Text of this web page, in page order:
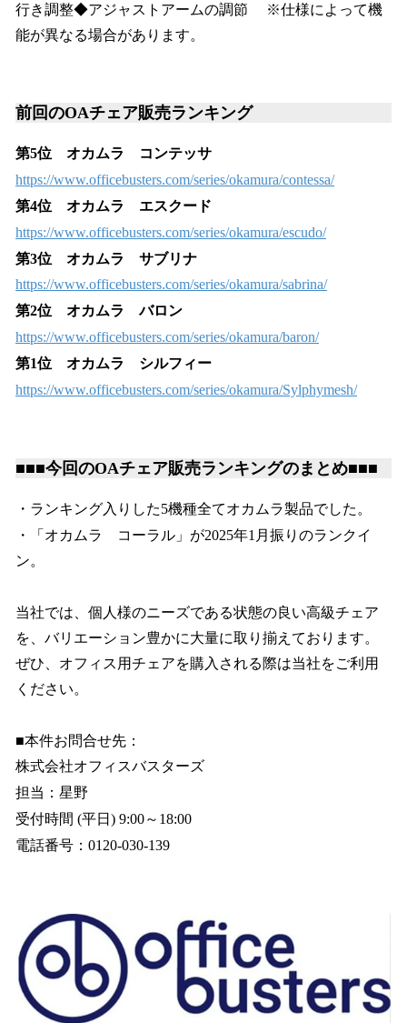
行き調整◆アジャストアームの調節 ※仕様によって機
能が異なる場合があります。
前回のOAチェア販売ランキング
第5位 オカムラ コンテッサ
https://www.officebusters.com/series/okamura/contessa/
第4位 オカムラ エスクード
https://www.officebusters.com/series/okamura/escudo/
第3位 オカムラ サブリナ
https://www.officebusters.com/series/okamura/sabrina/
第2位 オカムラ バロン
https://www.officebusters.com/series/okamura/baron/
第1位 オカムラ シルフィー
https://www.officebusters.com/series/okamura/Sylphymesh/
■■■今回のOAチェア販売ランキングのまとめ■■■
・ランキング入りした5機種全てオカムラ製品でした。
・「オカムラ コーラル」が2025年1月振りのランクイ
ン。
当社では、個人様のニーズである状態の良い高級チェア
を、バリエーション豊かに大量に取り揃えております。
ぜひ、オフィス用チェアを購入される際は当社をご利用
ください。
■本件お問合せ先：
株式会社オフィスバスターズ
担当：星野
受付時間 (平日) 9:00～18:00
電話番号：0120-030-139